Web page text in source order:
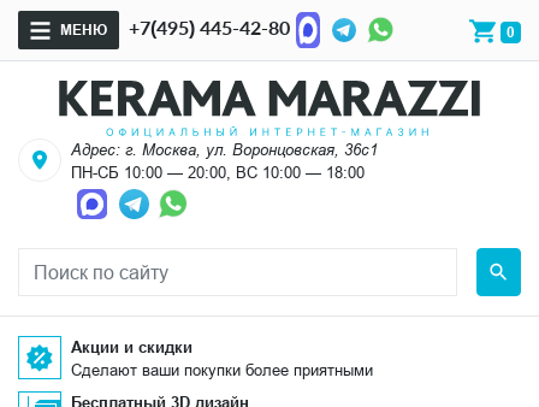
МЕНЮ +7(495) 445-42-80 0
Адрес: г. Москва, ул. Воронцовская, 36с1
ПН-СБ 10:00 — 20:00, ВС 10:00 — 18:00
Акции и скидки
Сделают ваши покупки более приятными
Бесплатный 3D дизайн